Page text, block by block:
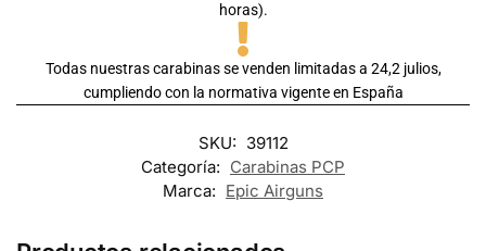
horas).
Todas nuestras carabinas se venden limitadas a 24,2 julios,
cumpliendo con la normativa vigente en España
SKU: 39112
Categoría: Carabinas PCP
Marca: Epic Airguns